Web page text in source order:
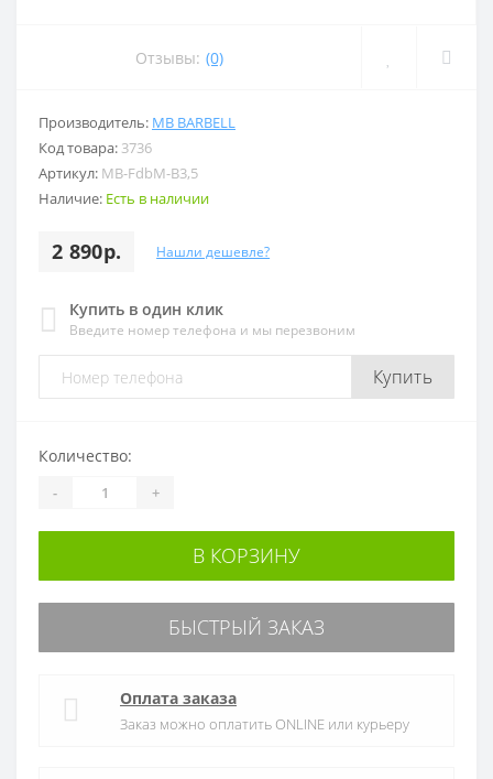
Отзывы: (0)
Производитель: MB BARBELL
Код товара: 3736
Артикул: MB-FdbM-B3,5
Наличие: Есть в наличии
2 890р. Нашли дешевле?
Купить в один клик
Введите номер телефона и мы перезвоним
Купить
Количество:
- +
В КОРЗИНУ
БЫСТРЫЙ ЗАКАЗ
Оплата заказа
Заказ можно оплатить ONLINE или курьеру